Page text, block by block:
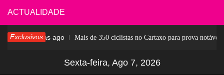
Skip
to
content
ACTUALIDADE
Exclusivos5 dias ago Mais de 350 ciclistas no Cartaxo para prova notável
Sexta-feira, Ago 7, 2026